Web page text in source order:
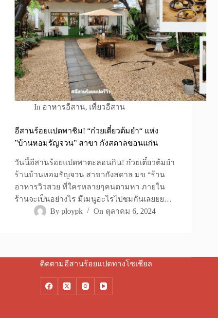
In อาหารอีสาน, เที่ยวอีสาน
อีสานร้อยแปดพาชิม! “ก๋วยเตี๋ยวต้มยำ“ แห่ง
”บ้านหอมรัญจวน” สาขา กังสดาลขอนแก่น
วันนี้อีสานร้อยแปดพาตะลอนกิน! ก๋วยเตี๋ยวต้มยำ
ร้านบ้านหอมรัญจวน สาขากังสดาล มข “ร้าน
อาหารวิวสวย ที่ใครหลายๆคนตามหา ภายใน
ร้านจะเป็นอย่างไร มีเมนูอะไรไปชมกันเลยยย…
By ploypk On ตุลาคม 6, 2024
ติดตามอีสานร้อยแปดทางโซเชียล